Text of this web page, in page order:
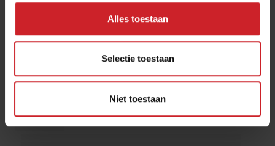
Alles toestaan
Selectie toestaan
Niet toestaan